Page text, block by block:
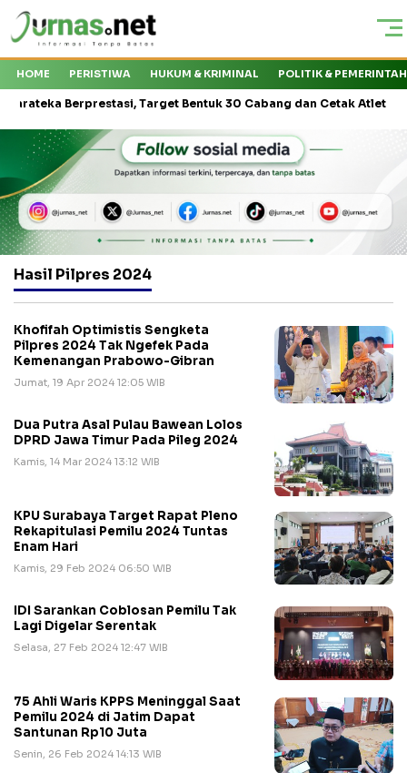
HOME PERISTIWA HUKUM & KRIMINAL POLITIK &
Berprestasi, Target Bentuk 30 Cabang dan Cetak Atlet Nasional
Hasil Pilpres 2024
Khofifah Optimistis Sengketa
Pilpres 2024 Tak Ngefek Pada
Kemenangan Prabowo-Gibran
Jumat, 19 Apr 2024 12:05 WIB
Dua Putra Asal Pulau Bawean Lolos
DPRD Jawa Timur Pada Pileg 2024
Kamis, 14 Mar 2024 13:12 WIB
KPU Surabaya Target Rapat Pleno
Rekapitulasi Pemilu 2024 Tuntas
Enam Hari
Kamis, 29 Feb 2024 06:50 WIB
IDI Sarankan Coblosan Pemilu Tak
Lagi Digelar Serentak
Selasa, 27 Feb 2024 12:47 WIB
75 Ahli Waris KPPS Meninggal Saat
Pemilu 2024 di Jatim Dapat
Santunan Rp10 Juta
Senin, 26 Feb 2024 14:13 WIB